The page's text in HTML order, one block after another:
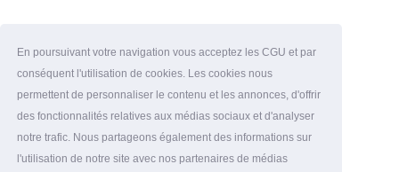
En poursuivant votre navigation vous acceptez les CGU et par
conséquent l'utilisation de cookies. Les cookies nous
permettent de personnaliser le contenu et les annonces, d'offrir
des fonctionnalités relatives aux médias sociaux et d'analyser
notre trafic. Nous partageons également des informations sur
l'utilisation de notre site avec nos partenaires de médias